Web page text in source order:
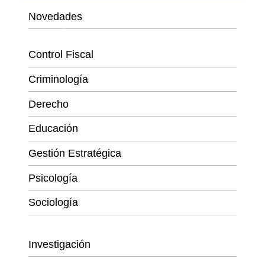
Novedades
Categorías
Control Fiscal
Criminología
Derecho
Educación
Gestión Estratégica
Psicología
Sociología
Investigación